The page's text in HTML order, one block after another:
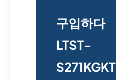
구입하다
LTST-
S271KGKT